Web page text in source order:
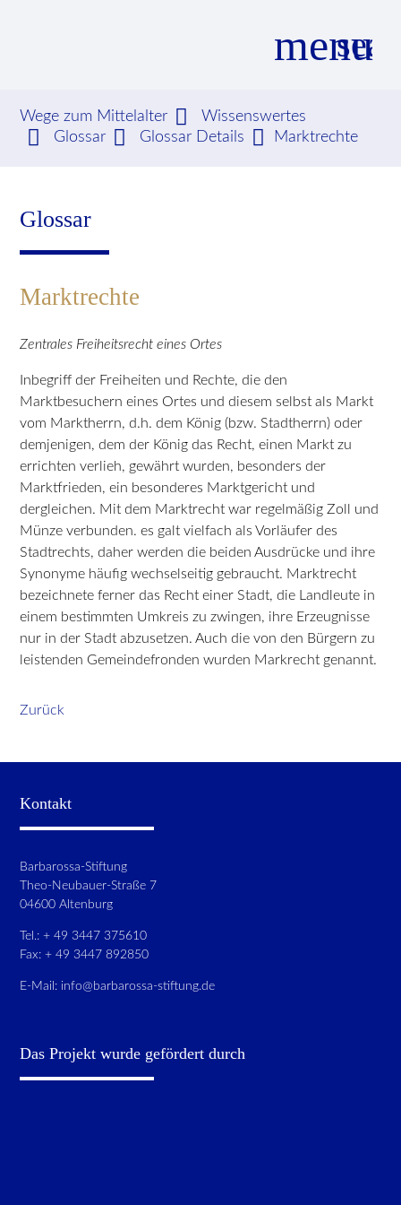
menu
Suchbegriffe SUCHEN
Wege zum Mittelalter
Wissenswertes
Glossar
Glossar Details Marktrechte
Glossar
Marktrechte
Zentrales Freiheitsrecht eines Ortes
Inbegriff der Freiheiten und Rechte, die den
Marktbesuchern eines Ortes und diesem selbst als Markt
vom Marktherrn, d.h. dem König (bzw. Stadtherrn) oder
demjenigen, dem der König das Recht, einen Markt zu
errichten verlieh, gewährt wurden, besonders der
Marktfrieden, ein besonderes Marktgericht und
dergleichen. Mit dem Marktrecht war regelmäßig Zoll und
Münze verbunden. es galt vielfach als Vorläufer des
Stadtrechts, daher werden die beiden Ausdrücke und ihre
Synonyme häufig wechselseitig gebraucht. Marktrecht
bezeichnete ferner das Recht einer Stadt, die Landleute in
einem bestimmten Umkreis zu zwingen, ihre Erzeugnisse
nur in der Stadt abzusetzen. Auch die von den Bürgern zu
leistenden Gemeindefronden wurden Markrecht genannt.
Zurück
Kontakt
Barbarossa-Stiftung
Theo-Neubauer-Straße 7
04600 Altenburg
Tel.: + 49 3447 375610
Fax: + 49 3447 892850
E-Mail: info@barbarossa-stiftung.de
Das Projekt wurde gefördert durch